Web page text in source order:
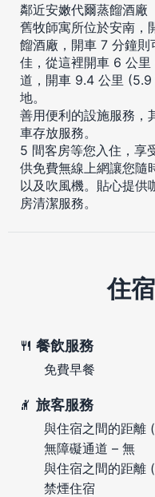
鄰近安嫩代爾蒸餾酒廠
舊牧師寓所位於安南，
餾酒廠，開車 7 分鐘
佳，從這裡開車 6 公
道，開車 9.4 公里 (5.9
地。
善用便利的設施服務，
車存放服務。
5 間客房等您入住，享
供免費無線上網讓您隨
以及吹風機。貼心提供
房清潔服務。
住
餐飲服務
免費早餐
旅客服務
與住宿之間的距離
無障礙通道 – 無
與住宿之間的距離
禁煙住宿